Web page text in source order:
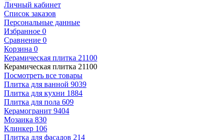
Личный кабинет
Список заказов
Персональные данные
Избранное 0
Сравнение 0
Корзина 0
Керамическая плитка 21100
Керамическая плитка 21100
Посмотреть все товары
Плитка для ванной 9039
Плитка для кухни 1884
Плитка для пола 609
Керамогранит 9404
Мозаика 830
Клинкер 106
Плитка для фасадов 214